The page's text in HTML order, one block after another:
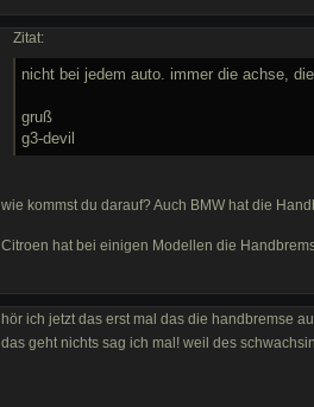
Zitat:
nicht bei jedem auto. immer die achse,
gruß
g3-devil
wie kommst du darauf? Auch BMW hat die
Citroen hat bei einigen Modellen die
hör ich jetzt das erst mal das die handbremse
das geht nichts sag ich mal! weil des